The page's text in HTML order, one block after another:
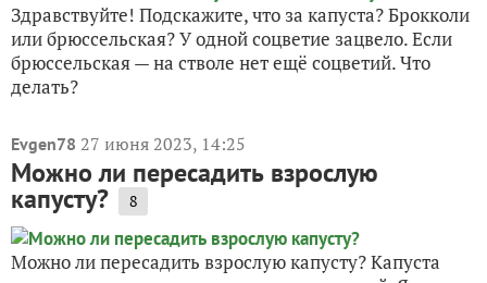
Здравствуйте! Подскажите, что за капуста? Брокколи
или брюссельская? У одной соцветие зацвело. Если
брюссельская — на стволе нет ещё соцветий. Что
делать?
Evgen78 27 июня 2023, 14:25
Можно ли пересадить взрослую
капусту? 8
Можно ли пересадить взрослую капусту? Капуста